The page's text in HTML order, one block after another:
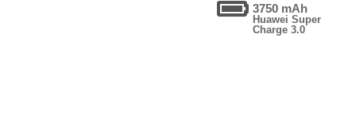
3750 mAh
Huawei Super
Charge 3.0